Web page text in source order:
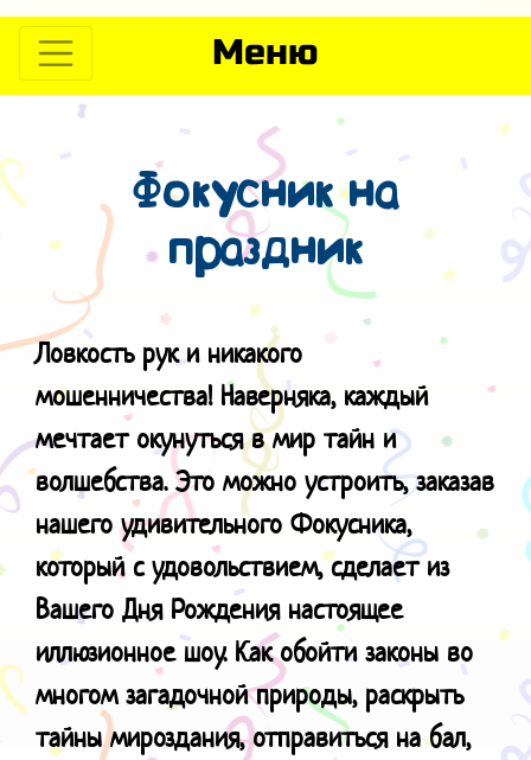
Меню
Фокусник на
праздник
Ловкость рук и никакого
мошенничества! Наверняка, каждый
мечтает окунуться в мир тайн и
волшебства. Это можно устроить, заказав
нашего удивительного Фокусника,
который с удовольствием, сделает из
Вашего Дня Рождения настоящее
иллюзионное шоу. Как обойти законы во
многом загадочной природы, раскрыть
тайны мироздания, отправиться на бал,